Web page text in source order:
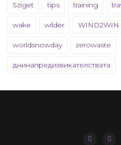
Sziget tips training
wake wilder WIND2WIN
worldsnowday zerowaste
днинапредизвикателствата